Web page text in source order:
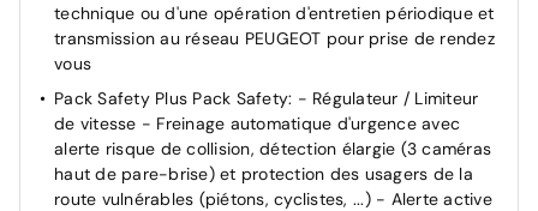
Verrouillage centralisé
technique ou d'une opération d'entretien périodique et
transmission au réseau PEUGEOT pour prise de rendez
vous
Pack Safety Plus Pack Safety: - Régulateur / Limiteur
de vitesse - Freinage automatique d'urgence avec
alerte risque de collision, détection élargie (3 caméras
haut de pare-brise) et protection des usagers de la
route vulnérables (piétons, cyclistes, ...) - Alerte active